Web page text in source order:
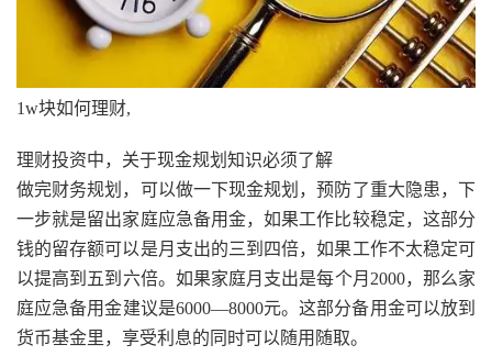
1w块如何理财,
理财投资中，关于现金规划知识必须了解
做完财务规划，可以做一下现金规划，预防了重大隐患，下
一步就是留出家庭应急备用金，如果工作比较稳定，这部分
钱的留存额可以是月支出的三到四倍，如果工作不太稳定可
以提高到五到六倍。如果家庭月支出是每个月2000，那么家
庭应急备用金建议是6000—8000元。这部分备用金可以放到
货币基金里，享受利息的同时可以随用随取。